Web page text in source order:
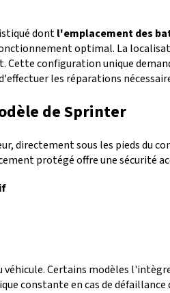
dontl'emplacement des
optimal. La
configuration unique
les réparations
de Sprinter
directement sous les pieds du
protégé offre une sécurité
Certains modèles
constante en cas de défaillance